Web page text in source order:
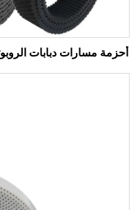
أحزمة مسارات دبابات